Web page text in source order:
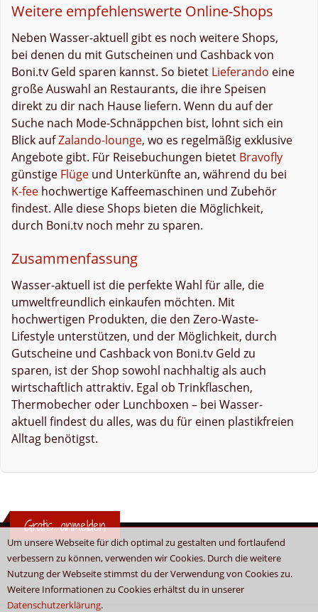
Um unsere Webseite für dich optimal zu gestalten und fortlaufend
verbessern zu können, verwenden wir Cookies. Durch die weitere
Nutzung der Webseite stimmst du der Verwendung von Cookies zu.
Weitere Informationen zu Cookies erhältst du in unserer
Datenschutzerklärung.
Weitere empfehlenswerte Online-Shops
Neben Wasser-aktuell gibt es noch weitere Shops,
bei denen du mit Gutscheinen und Cashback von
Boni.tv Geld sparen kannst. So bietet Lieferando eine
große Auswahl an Restaurants, die ihre Speisen
direkt zu dir nach Hause liefern. Wenn du auf der
Suche nach Mode-Schnäppchen bist, lohnt sich ein
Blick aufZalando-lounge, wo es regelmäßig exklusive
Angebote gibt. Für Reisebuchungen bietet Bravofly
günstige Flüge und Unterkünfte an, während du bei
K-fee hochwertige Kaffeemaschinen und Zubehör
findest. Alle diese Shops bieten die Möglichkeit,
durch Boni.tv noch mehr zu sparen.
Zusammenfassung
Wasser-aktuell ist die perfekte Wahl für alle, die
umweltfreundlich einkaufen möchten. Mit
hochwertigen Produkten, die den Zero-Waste-
Lifestyle unterstützen, und der Möglichkeit, durch
Gutscheine und Cashback von Boni.tv Geld zu
sparen, ist der Shop sowohl nachhaltig als auch
wirtschaftlich attraktiv. Egal ob Trinkflaschen,
Thermobecher oder Lunchboxen – bei Wasser-
aktuell findest du alles, was du für einen plastikfreien
Alltag benötigst.
Gratis anmelden